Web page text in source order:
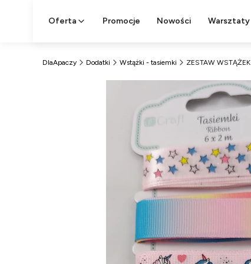
Oferta Promocje Nowości Warsztaty
DlaApaczy Dodatki Wstążki - tasiemki ZESTAW WSTĄŻEK